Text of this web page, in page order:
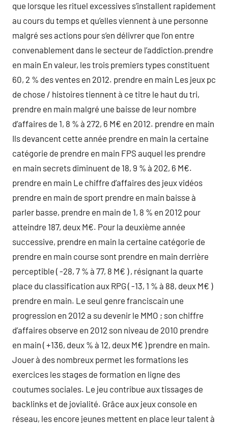
que lorsque les rituel excessives s’installent rapidement
au cours du temps et qu’elles viennent à une personne
malgré ses actions pour s’en délivrer que l’on entre
convenablement dans le secteur de l’addiction.prendre
en main En valeur, les trois premiers types constituent
60, 2 % des ventes en 2012. prendre en main Les jeux pc
de chose / histoires tiennent à ce titre le haut du tri,
prendre en main malgré une baisse de leur nombre
d’affaires de 1, 8 % à 272, 6 M€ en 2012. prendre en main
Ils devancent cette année prendre en main la certaine
catégorie de prendre en main FPS auquel les prendre
en main secrets diminuent de 18, 9 % à 202, 6 M€.
prendre en main Le chiffre d’affaires des jeux vidéos
prendre en main de sport prendre en main baisse à
parler basse, prendre en main de 1, 8 % en 2012 pour
atteindre 187, deux M€. Pour la deuxième année
successive, prendre en main la certaine catégorie de
prendre en main course sont prendre en main derrière
perceptible ( -28, 7 % à 77, 8 M€ ) , résignant la quarte
place du classification aux RPG ( -13, 1 % à 88, deux M€ )
prendre en main. Le seul genre franciscain une
progression en 2012 a su devenir le MMO ; son chiffre
d’affaires observe en 2012 son niveau de 2010 prendre
en main ( +136, deux % à 12, deux M€ ) prendre en main.
Jouer à des nombreux permet les formations les
exercices les stages de formation en ligne des
coutumes sociales. Le jeu contribue aux tissages de
backlinks et de jovialité. Grâce aux jeux console en
réseau, les encore jeunes mettent en place leur talent à